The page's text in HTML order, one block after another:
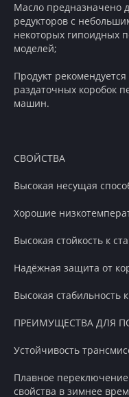
Масло предназначено
редукторов с
некоторых гипоидных
моделей;
Продукт
раздаточных коробок
машин.
СВОЙСТВА
Высокая несущая
Хорошие
Высокая стойкость к
Надёжная защита от
Высокая стабильность
ПРЕИМУЩЕСТВА ДЛЯ
Устойчивость
Плавное
свойства в зимнее